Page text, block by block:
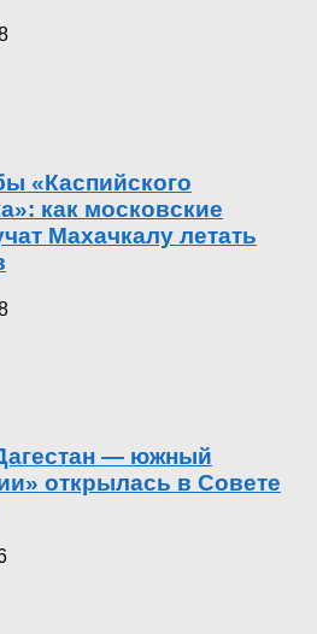
«Каспийского
как московские
Махачкалу летать
— южный
открылась в Совете